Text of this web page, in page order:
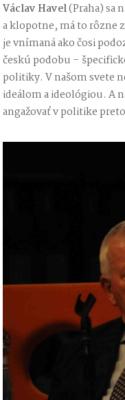
Václav Havel(Praha) sa
a klopotne, má to rôzne
je vnímaná ako čosi
českú podobu –
politiky. V našom svete
ideálom a ideológiou. A
angažovať v politike